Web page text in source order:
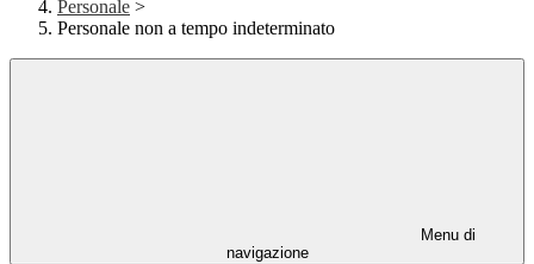
Personale >
Personale non a tempo indeterminato
Menu di
navigazione